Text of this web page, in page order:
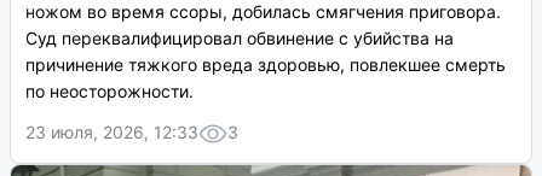
ножом во время ссоры, добилась смягчения приговора.
Суд переквалифицировал обвинение с убийства на
причинение тяжкого вреда здоровью, повлекшее смерть
по неосторожности.
23 июля, 2026, 12:33
3